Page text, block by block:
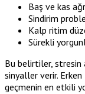
Baş ve kas
Sindirim
Kalp ritim
Sürekli
Bu belirtiler, stresin
sinyaller verir.
geçmenin en etkili